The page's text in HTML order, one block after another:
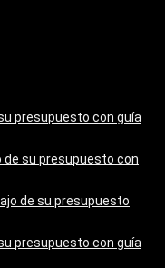
presupuesto con guía
de su presupuesto con
de su presupuesto
presupuesto con guía